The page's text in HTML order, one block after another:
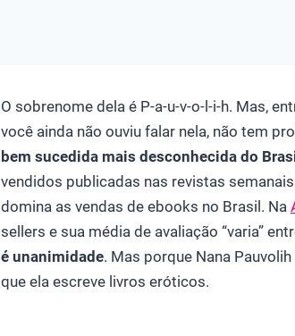
O sobrenome dela é P-a-u-v-o-l-i-h. Mas,
você ainda não ouviu falar nela, não tem
bem sucedida mais desconhecida do
vendidos publicadas nas revistas
domina as vendas de ebooks no Brasil. Na
sellers e sua média de avaliação “varia”
é unanimidade. Mas porque Nana
que ela escreve livros eróticos.